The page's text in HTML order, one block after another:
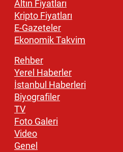
Altın Fiyatları
Kripto Fiyatları
E-Gazeteler
Ekonomik Takvim
Rehber
Yerel Haberler
İstanbul Haberleri
Biyografiler
TV
Foto Galeri
Video
Genel